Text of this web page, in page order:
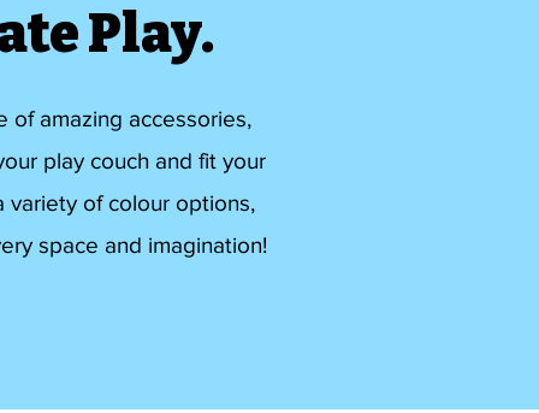
Play.
of amazing accessories,
play couch and fit your
variety of colour options,
space and imagination!